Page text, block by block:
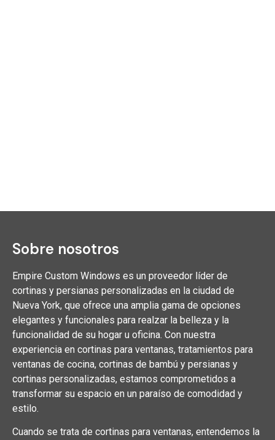
Sobre nosotros
Empire Custom Windows es un proveedor líder de
cortinas y persianas personalizadas en la ciudad de
Nueva York, que ofrece una amplia gama de opciones
elegantes y funcionales para realzar la belleza y la
funcionalidad de su hogar u oficina. Con nuestra
experiencia en cortinas para ventanas, tratamientos para
ventanas de cocina, cortinas de bambú y persianas y
cortinas personalizadas, estamos comprometidos a
transformar su espacio en un paraíso de comodidad y
estilo.
Cuando se trata de cortinas para ventanas, entendemos la